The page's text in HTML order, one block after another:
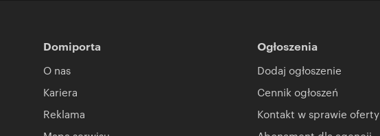
Domiporta
O nas
Kariera
Reklama
Ogłoszenia
Dodaj ogłoszenie
Cennik ogłoszeń
Kontakt w sprawie oferty